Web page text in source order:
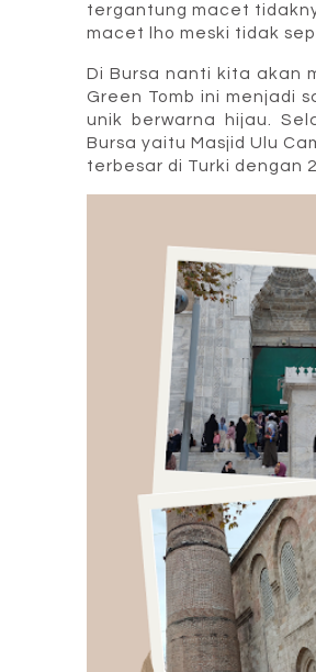
tergantung macet
macet lho meski tidak
Di Bursa nanti kita akan
Green Tomb ini menjadi
unik berwarna hijau.
Bursa yaitu Masjid Ulu
terbesar di Turki dengan